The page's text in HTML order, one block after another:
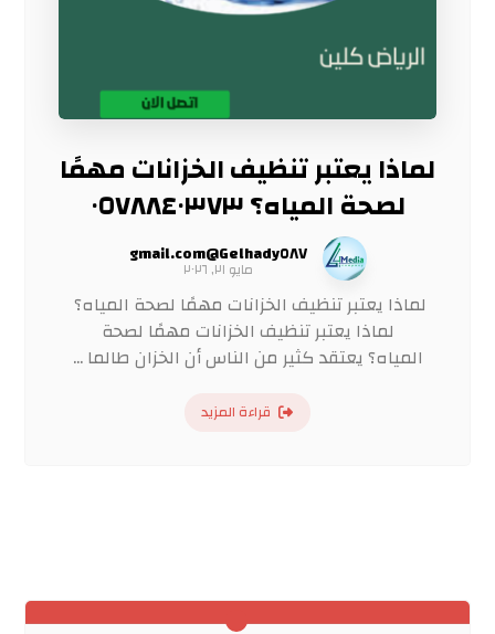
لماذا يعتبر تنظيف الخزانات مهمًا
لصحة المياه؟ ٠٥٧٨٨٤٠٣٧٣
Gelhady٥٨٧@gmail.com
مايو ٢١, ٢٠٢٦
لماذا يعتبر تنظيف الخزانات مهمًا لصحة المياه؟
لماذا يعتبر تنظيف الخزانات مهمًا لصحة
المياه؟ يعتقد كثير من الناس أن الخزان طالما ...
قراءة المزيد